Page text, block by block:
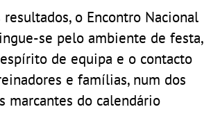
o Encontro Nacional
se pelo ambiente de festa,
de equipa e o contacto
e famílias, num dos
marcantes do calendário